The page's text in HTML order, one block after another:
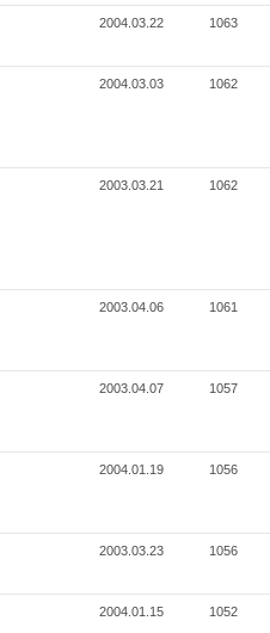
2004.03.22 1063
2004.03.03 1062
2003.03.21 1062
2003.04.06 1061
2003.04.07 1057
2004.01.19 1056
2003.03.23 1056
2004.01.15 1052